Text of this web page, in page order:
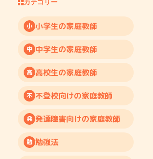
カテゴリー
小 小学生の家庭教師
中 中学生の家庭教師
高 高校生の家庭教師
不 不登校向けの家庭教師
発 発達障害向けの家庭教師
勉 勉強法